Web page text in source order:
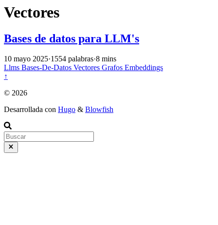
Vectores
Bases de datos para LLM's
10 mayo 2025·1554 palabras·8 mins
Llms Bases-De-Datos Vectores Grafos Embeddings
↑
© 2026
Desarrollada con Hugo & Blowfish